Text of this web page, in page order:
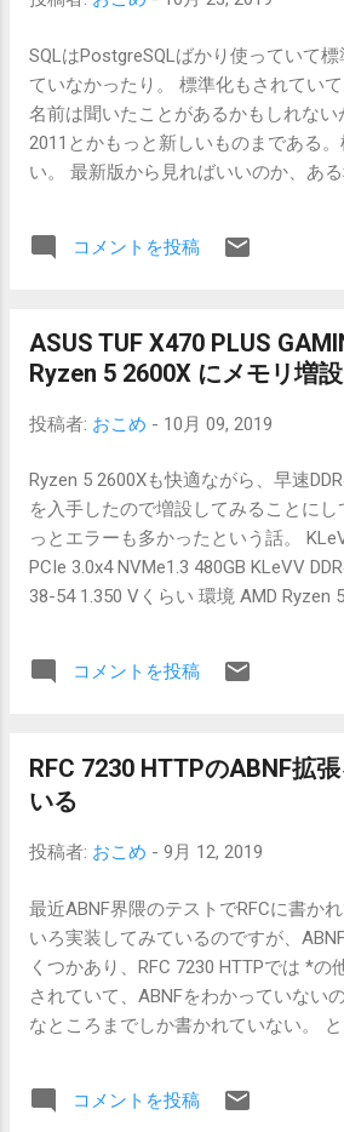
なアドレスを調べます。fe80::ではじ
IPv4の192.0.2.77, IPv6の2001:db8:: は
気にしない。 wlan0: flags=xxxxxxx
SQLはPostgreSQLばかり使っていて
ていなかったり。 標準化もされてい
名前は聞いたことがあるかもしれない
2011とかもっと新しいものまである
い。 最新版から見ればいいのか、ある
たい。 PostgreSQL 7.3のドキュメント
で分かれていたが大きすぎたので、
他に分けてみたとか。 標準SQL ISO/
SQL:2003 SQL:2011 SQL:2016 あまり
JSONでマッピング系を作っていたの
→ JSON → Map → JDBC(SQL) という
未実装だらけなので(仮)。要望等(謎)
にするつもりはあまりない。 GitHub
認はPostgreSQL 11のみ。 table定義を
JSONなど中間外して効率化するかも
コメントを投稿
ASUS TUF X470 PLUS
Ryzen 5 2600X にメモリ増設
投稿者: おこめ - 10月 09, 2019
Ryzen 5 2600Xも快適ながら、早速
を入手したので増設してみることにし
っとエラーも多かったという話。
PCIe 3.0x4 NVMe1.3 480GB KLeVV
38-54 1.350 Vくらい 環境 AMD Ryzen 5
18-18-36-74 1.350 Vくらい とらんせん
NVMe 1TB GeForce RTX 2070 OC品
Ryzen 5 2600X といえばメモリはオー
が標準的とも言えるような状態なので
DDR4-3200(8GBx2)なメモリを入手し
て試してみることにした。 初回撃退
8GBx2構成。どうせなら8GBx4にして
ふうに使おうと単純に足してみたと
の、謎のエラーだらけで挫折。 増設
の問題もなく起動。 UEFIの設定を開
動するが不安定に。 2つのメモリ、
違うので CL16-18-18-38-54くらいに
コメントを投稿
RFC 7230 HTTPのABNF拡
いる
投稿者: おこめ - 9月 12, 2019
最近ABNF界隈のテストでRFCに書か
いろ実装してみているのですが、
くつかあり、RFC 7230 HTTPでは *
されていて、ABNFをわかっていない
なところまでしか書かれていない。 と
7230 HTTP RFC 8259 JSON このあた
コメントを投稿